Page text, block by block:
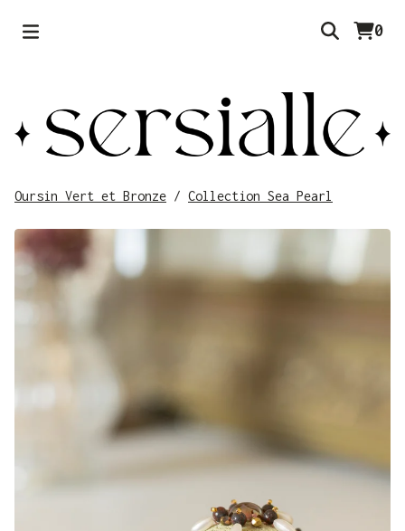
0
Oursin Vert et Bronze / Collection Sea Pearl